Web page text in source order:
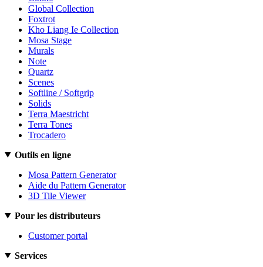
Global Collection
Foxtrot
Kho Liang Ie Collection
Mosa Stage
Murals
Note
Quartz
Scenes
Softline / Softgrip
Solids
Terra Maestricht
Terra Tones
Trocadero
Outils en ligne
Mosa Pattern Generator
Aide du Pattern Generator
3D Tile Viewer
Pour les distributeurs
Customer portal
Services